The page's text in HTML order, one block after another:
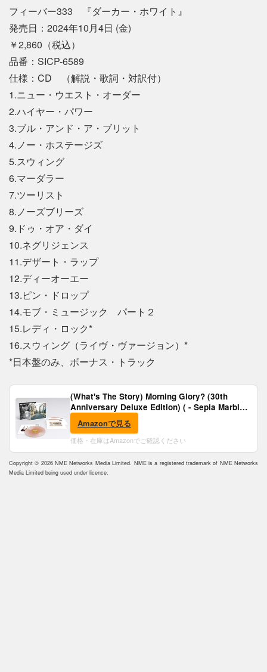
フィーバー333 『ダーカー・ホワイト』
発売日：2024年10月4日 (金)
￥2,860（税込）
品番：SICP-6589
仕様：CD （解説・歌詞・対訳付）
1.ニュー・ウエスト・オーダー
2.ハイヤー・パワー
3.ブル・アンド・ア・ブリット
4.ノー・ホステージズ
5.スウィング
6.マーダラー
7.ツーリスト
8.ノーズブリーズ
9.ドゥ・オア・ダイ
10.ネグリジェンス
11.デザート・ラップ
12.ディーオーエー
13.ピン・ドロップ
14.モブ・ミュージック パート２
15.レディ・ロック*
16.スウィング（ライヴ・ヴァージョン）*
*日本盤のみ、ボーナス・トラック
(What's The Story) Morning Glory? (30th
Anniversary Deluxe Edition) ( - Sepia Marble
Vinyl) [Analog]
Amazonで見る
価格・在庫はAmazonでご確認ください
Copyright © 2026 NME Networks Media Limited. NME is a registered trademark of NME Networks
Media Limited being used under licence.